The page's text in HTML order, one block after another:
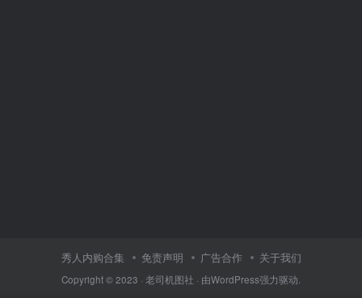
秀人内购合集 免责声明 广告合作 关于我们
Copyright © 2023 · 老司机图社 · 由WordPress强力驱动.